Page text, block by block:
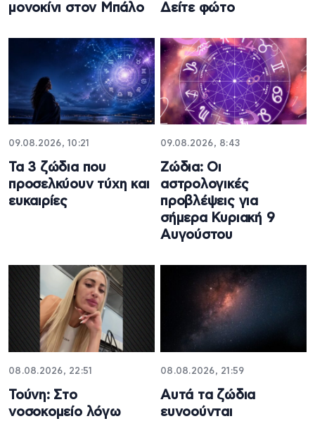
μονοκίνι στον Μπάλο
Δείτε φώτο
09.08.2026, 10:21
Τα 3 ζώδια που
προσελκύουν τύχη και
ευκαιρίες
09.08.2026, 8:43
Ζώδια: Οι
αστρολογικές
προβλέψεις για
σήμερα Κυριακή 9
Αυγούστου
08.08.2026, 22:51
Τούνη: Στο
νοσοκομείο λόγω
08.08.2026, 21:59
Aυτά τα ζώδια
ευνοούνται